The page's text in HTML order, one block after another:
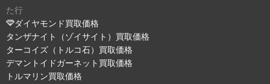
た行
ダイヤモンド買取価格
タンザナイト（ゾイサイト）買取価格
ターコイズ（トルコ石）買取価格
デマントイドガーネット買取価格
トルマリン買取価格